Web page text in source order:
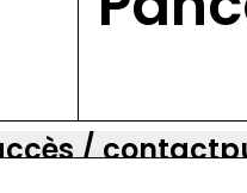
/ contact